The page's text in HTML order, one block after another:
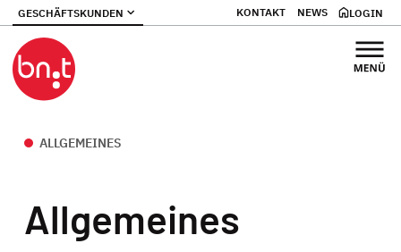
GESCHÄFTSKUNDEN KONTAKT NEWS LOGIN
ALLGEMEINES
Allgemeines